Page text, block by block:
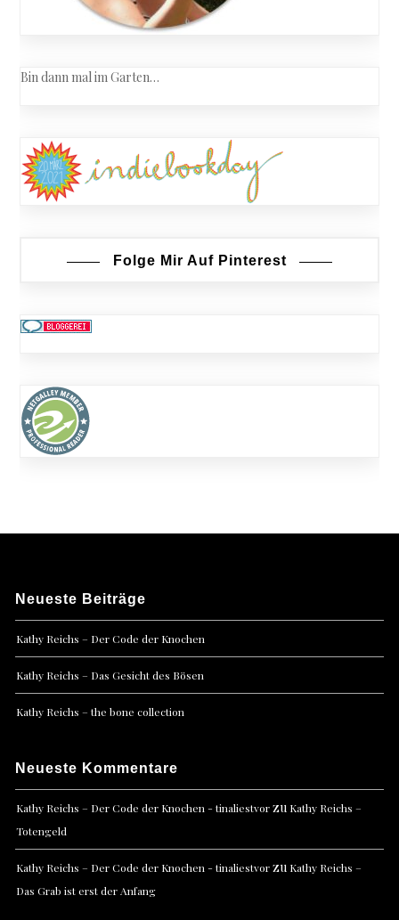
Bin dann mal im Garten…
Folge Mir Auf Pinterest
Neueste Beiträge
Kathy Reichs – Der Code der Knochen
Kathy Reichs – Das Gesicht des Bösen
Kathy Reichs – the bone collection
Neueste Kommentare
Kathy Reichs – Der Code der Knochen - tinaliestvorzu Kathy Reichs –
Totengeld
Kathy Reichs – Der Code der Knochen - tinaliestvorzu Kathy Reichs –
Das Grab ist erst der Anfang